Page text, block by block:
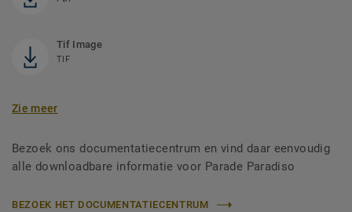
Tif Image
TIF
Zie meer
Bezoek ons documentatiecentrum en vind daar eenvoudig
alle downloadbare informatie voor Parade Paradiso
BEZOEK HET DOCUMENTATIECENTRUM